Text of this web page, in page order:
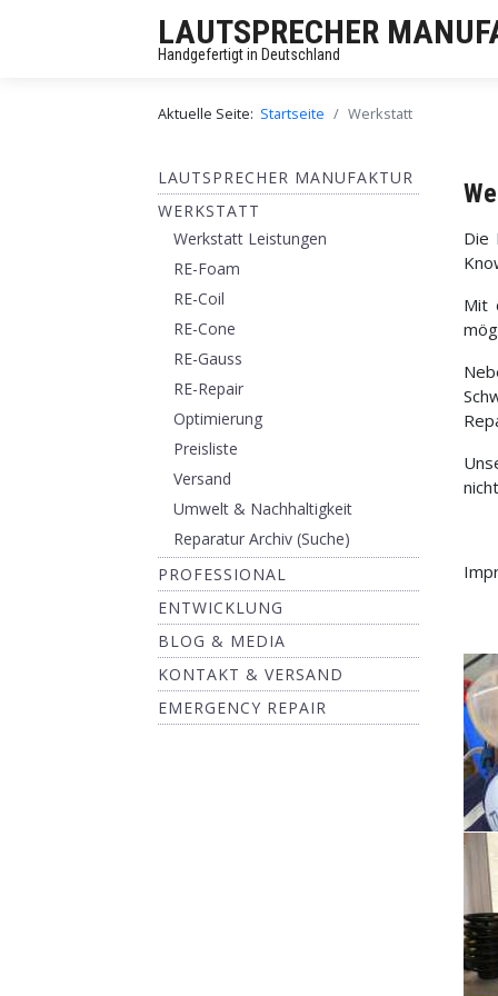
LAUTSPRECHER
Handgefertigt in Deutschland
Aktuelle Seite: Startseite Werkstatt
LAUTSPRECHER MANUFAKTUR
WERKSTATT
Werkstatt Leistungen
RE-Foam
RE-Coil
RE-Cone
RE-Gauss
RE-Repair
Optimierung
Preisliste
Versand
Umwelt & Nachhaltigkeit
Reparatur Archiv (Suche)
PROFESSIONAL
ENTWICKLUNG
BLOG & MEDIA
KONTAKT & VERSAND
EMERGENCY REPAIR
Die
Mit